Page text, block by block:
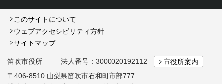
このサイトについて
ウェブアクセシビリティ方針
サイトマップ
笛吹市役所 法人番号：3000020192112
市役所案内
〒406-8510 山梨県笛吹市石和町市部777